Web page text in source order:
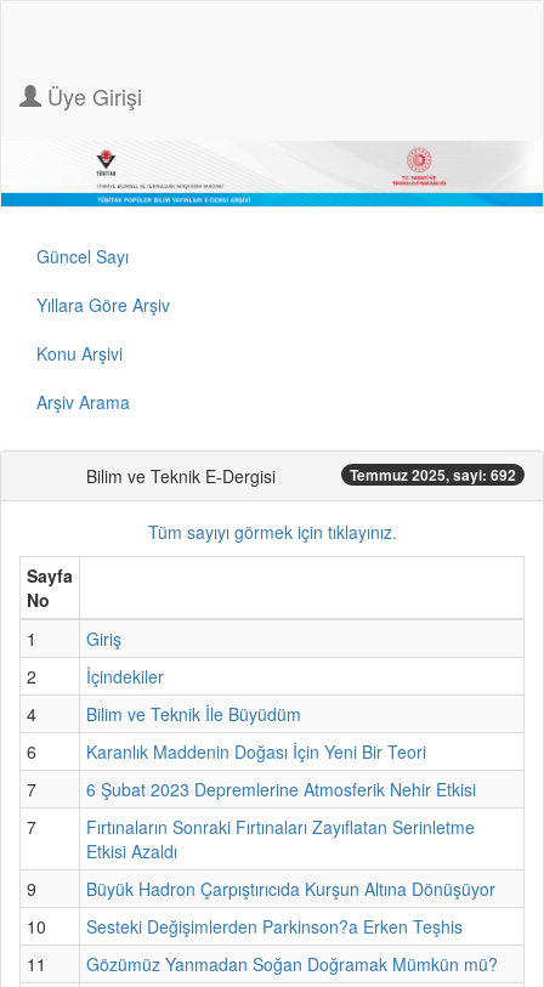
Üye Girişi
Güncel Sayı
Yıllara Göre Arşiv
Konu Arşivi
Arşiv Arama
Bilim ve Teknik E-Dergisi Temmuz 2025, sayi: 692
Tüm sayıyı görmek için tıklayınız.
Sayfa
No
1
Giriş
2
İçindekiler
4
Bilim ve Teknik İle Büyüdüm
6
Karanlık Maddenin Doğası İçin Yeni Bir Teori
7
6 Şubat 2023 Depremlerine Atmosferik Nehir Etkisi
7
Fırtınaların Sonraki Fırtınaları Zayıflatan Serinletme
Etkisi Azaldı
9
Büyük Hadron Çarpıştırıcıda Kurşun Altına Dönüşüyor
10
Sesteki Değişimlerden Parkinson?a Erken Teşhis
11
Gözümüz Yanmadan Soğan Doğramak Mümkün mü?